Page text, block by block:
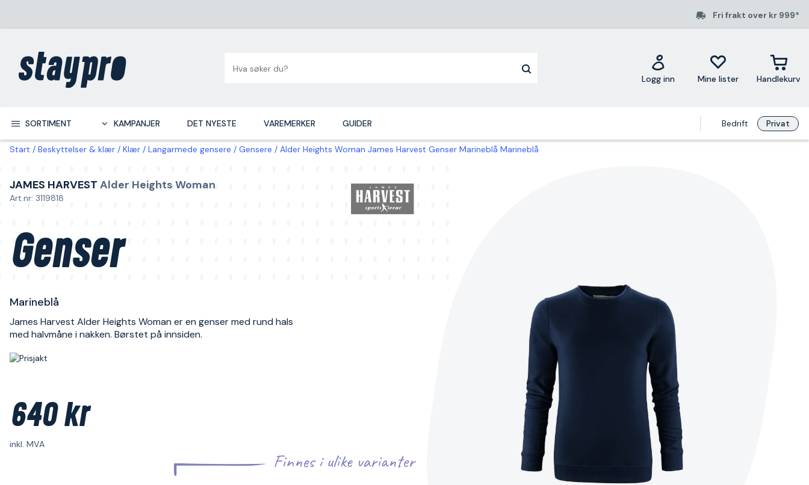
Fri frakt over kr 999*
Logg inn Mine lister Handlekurv
SORTIMENT KAMPANJER DET NYESTE VAREMERKER GUIDER Bedrift Privat
Start Beskyttelser & klær Klær Langarmede gensere Gensere Alder Heights Woman James Harvest Genser Marineblå Marineblå
JAMES HARVEST Alder Heights Woman
Art.nr: 3119818
Genser
Marineblå
James Harvest Alder Heights Woman er en genser med rund hals
med halvmåne i nakken. Børstet på innsiden.
640 kr
inkl. MVA
Finnes i ulike varianter